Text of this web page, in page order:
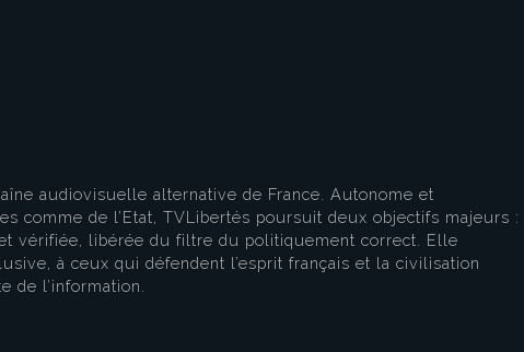
audiovisuelle alternative de France. Autonome et
comme de l’Etat, TVLibertés poursuit deux objectifs majeurs :
vérifiée, libérée du filtre du politiquement correct. Elle
à ceux qui défendent l’esprit français et la civilisation
de l’information.